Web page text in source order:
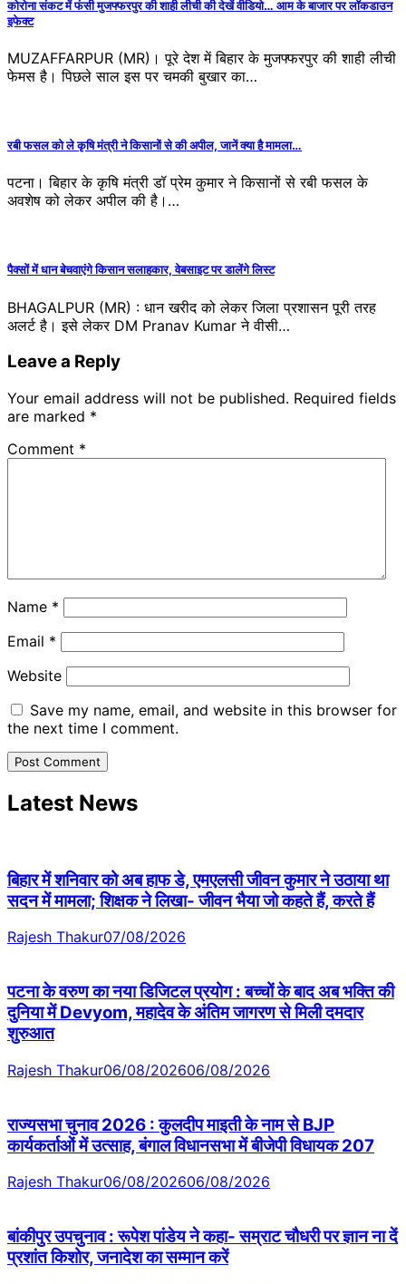
कोरोना संकट में फंसी मुजफ्फरपुर की शाही लीची की देखें वीडियो… आम के बाजार पर लॉकडाउन
इफेक्‍ट
MUZAFFARPUR (MR)। पूरे देश में बिहार के मुजफ्फरपुर की शाही लीची
फेमस है। पिछले साल इस पर चमकी बुखार का…
रबी फसल को ले कृषि मंत्री ने किसानों से की अपील, जानें क्‍या है मामला…
पटना। बिहार के कृषि मंत्री डॉ प्रेम कुमार ने किसानों से रबी फसल के
अवशेष को लेकर अपील की है।…
पैक्साें में धान बेचवाएंगे किसान सलाहकार, वेबसाइट पर डालेंगे लिस्ट
BHAGALPUR (MR) : धान खरीद को लेकर जिला प्रशासन पूरी तरह
अलर्ट है। इसे लेकर DM Pranav Kumar ने वीसी…
Leave a Reply
Your email address will not be published. Required fields
are marked *
Comment *
Name *
Email *
Website
Save my name, email, and website in this browser for
the next time I comment.
Latest News
बिहार में शनिवार को अब हाफ डे, एमएलसी जीवन कुमार ने उठाया था
सदन में मामला; शिक्षक ने लिखा- जीवन भैया जो कहते हैं, करते हैं
Rajesh Thakur07/08/2026
पटना के वरुण का नया डिजिटल प्रयोग : बच्चों के बाद अब भक्ति की
दुनिया में Devyom, महादेव के अंतिम जागरण से मिली दमदार
शुरुआत
Rajesh Thakur06/08/202606/08/2026
राज्यसभा चुनाव 2026 : कुलदीप माइती के नाम से BJP
कार्यकर्ताओं में उत्साह, बंगाल विधानसभा में बीजेपी विधायक 207
Rajesh Thakur06/08/202606/08/2026
बांकीपुर उपचुनाव : रूपेश पांडेय ने कहा- सम्राट चौधरी पर ज्ञान ना दें
प्रशांत किशोर, जनादेश का सम्मान करें